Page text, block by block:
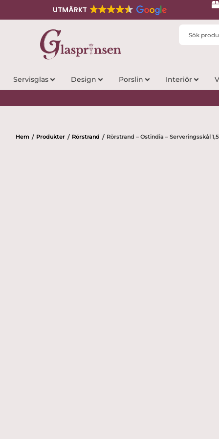
UTMÄRKT
Search
Servisglas Design Porslin Interiör
Hem / Produkter / Rörstrand / Rörstrand – Ostindia – Serveringsskål